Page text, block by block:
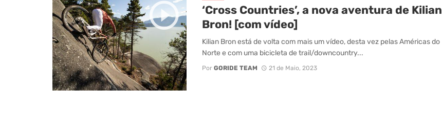
‘Cross Countries’, a nova aventura de Kilian
Bron! [com vídeo]
Kilian Bron está de volta com mais um vídeo, desta vez pelas Américas do
Norte e com uma bicicleta de trail/downcountry...
Por GORIDE TEAM 21 de Maio, 2023